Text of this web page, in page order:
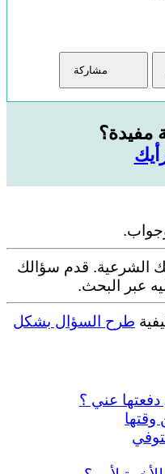
مشاركة
مفيدة؟
الشرعية. قدم سؤالك
عبر البحث.
طرح السؤال بشكل
عني ؟
وقتها